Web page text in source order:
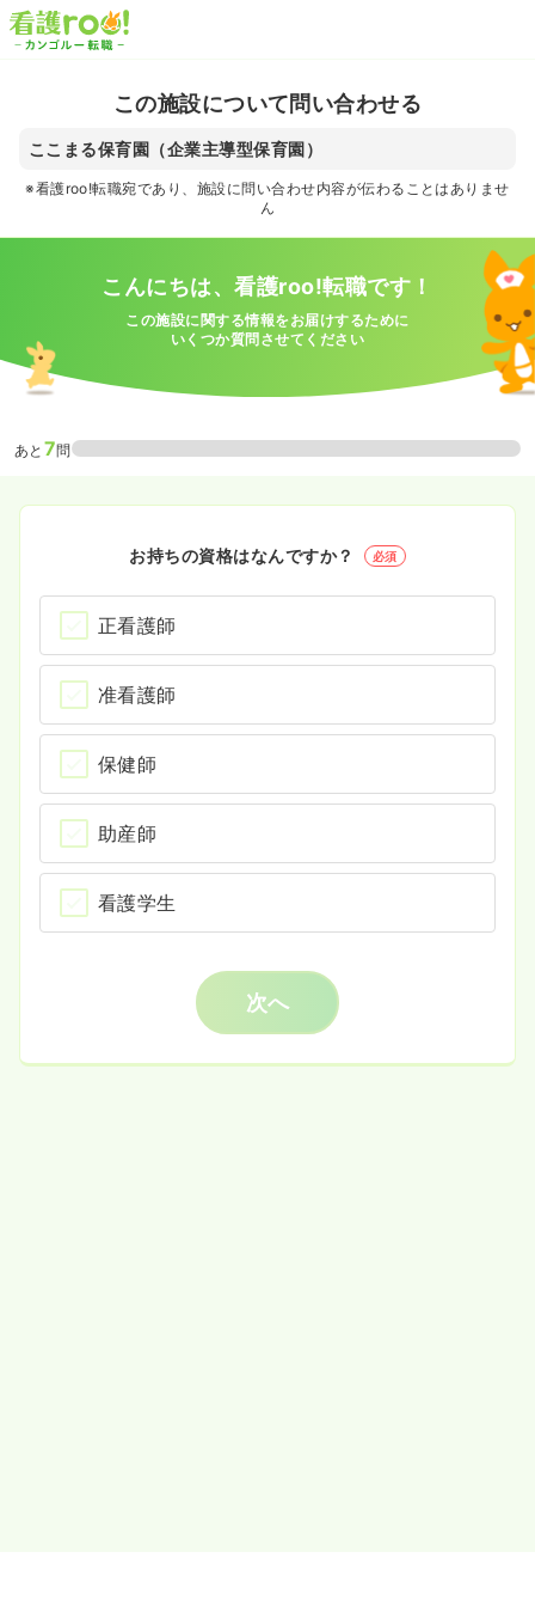
この施設について問い合わせる
ここまる保育園（企業主導型保育園）
※看護roo!転職宛であり、施設に問い合わせ内容が伝わることはありませ
ん
こんにちは、看護roo!転職です！
この施設に関する情報をお届けするために
いくつか質問させてください
あと 7問
お持ちの資格はなんですか？ 必須
正看護師
准看護師
保健師
助産師
看護学生
次へ